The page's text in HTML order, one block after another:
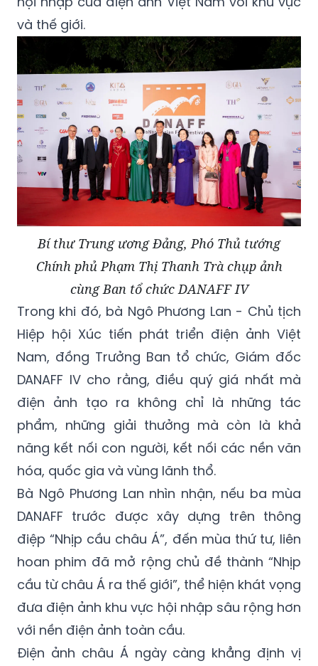
và thế giới.
Bí thư Trung ương Đảng, Phó Thủ tướng
Chính phủ Phạm Thị Thanh Trà chụp ảnh
cùng Ban tổ chức DANAFF IV
Trong khi đó, bà Ngô Phương Lan - Chủ tịch
Hiệp hội Xúc tiến phát triển điện ảnh Việt
Nam, đồng Trưởng Ban tổ chức, Giám đốc
DANAFF IV cho rằng, điều quý giá nhất mà
điện ảnh tạo ra không chỉ là những tác
phẩm, những giải thưởng mà còn là khả
năng kết nối con người, kết nối các nền văn
hóa, quốc gia và vùng lãnh thổ.
Bà Ngô Phương Lan nhìn nhận, nếu ba mùa
DANAFF trước được xây dựng trên thông
điệp “Nhịp cầu châu Á”, đến mùa thứ tư, liên
hoan phim đã mở rộng chủ đề thành “Nhịp
cầu từ châu Á ra thế giới”, thể hiện khát vọng
đưa điện ảnh khu vực hội nhập sâu rộng hơn
với nền điện ảnh toàn cầu.
Điện ảnh châu Á ngày càng khẳng định vị